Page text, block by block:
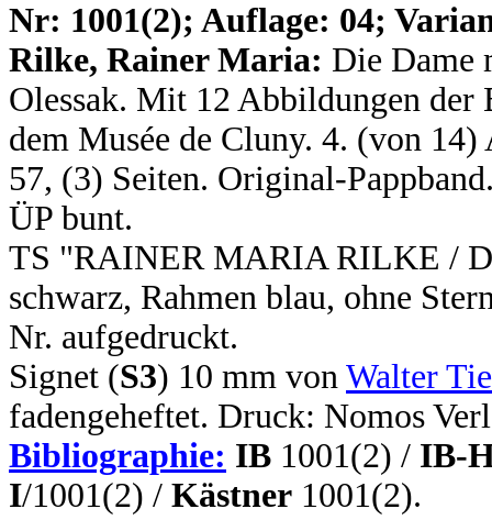
Nr: 1001(2); Auflage: 04;
Rilke, Rainer Maria: Die Dame
Olessak. Mit 12 Abbildungen
dem Musée de Cluny. 4. (von
57, (3) Seiten. Original-
ÜP bunt.
TS "RAINER MARIA RILKE /
schwarz, Rahmen blau, ohne
Nr. aufgedruckt.
Signet (S3) 10 mm von Walter
fadengeheftet. Druck: Nomos
Bibliographie: IB 1001(2) / IB-
I/1001(2) / Kästner 1001(2).